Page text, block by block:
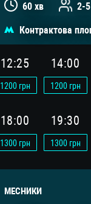
60 хв 2-5
Контрактова
12:25
1200грн
14:00
1200грн
18:00
1300грн
19:30
1300грн
МЕСНИКИ